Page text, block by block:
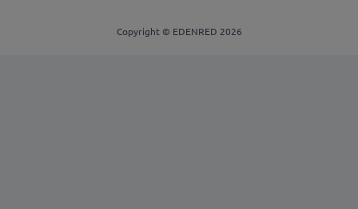
Copyright © EDENRED 2026